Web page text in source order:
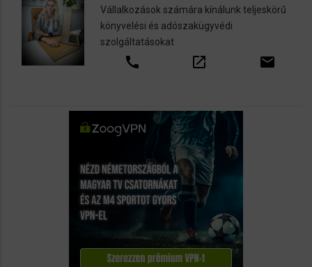
Vállalkozások számára kínálunk teljeskörű
könyvelési és adószakügyvédi
szolgáltatásokat
call open_in_new email